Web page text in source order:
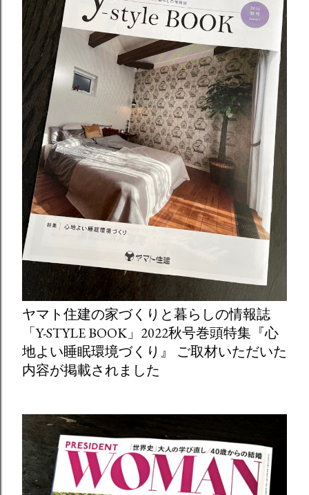
ヤマト住建の家づくりと暮らしの情報誌
「Y-STYLE BOOK」2022秋号巻頭特集『心
地よい睡眠環境づくり』 ご取材いただいた
内容が掲載されました